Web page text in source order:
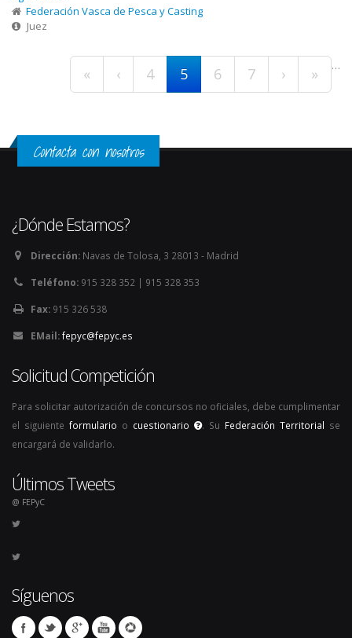
Federación Vasca de Pesca y Casting
Juez
Páginas
« ‹ …
4 5 6 7 › »
Contacta con nosotros
¿Dónde Estamos?
Dirección: Navas de Tolosa, 3 28013 - Madrid
Teléfono: 915 328 352 | 915 328 353
Fax: 915 326 538
EMail:fepyc@fepyc.es
Solicitud Competición
Para solicitar autorización de concursos no oficiales, debe cumplimentar
el siguiente formulario o cuestionario . Su Federación Territorial se
encargará de validarlo.
Últimos Tweets
@ FEPyC
Síguenos